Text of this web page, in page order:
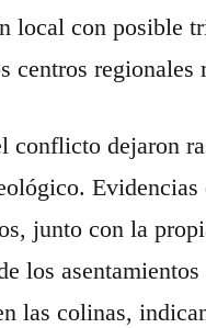
local con posible
centros regionales
conflicto dejaron
Evidencias
junto con la
los asentamientos
las colinas,